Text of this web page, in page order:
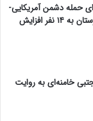
حمله دشمن آمریکایی-
صهیونیستی به دادگستری لارستان به ۱۴ نفر افزایش
خامنه‌ای به روایت